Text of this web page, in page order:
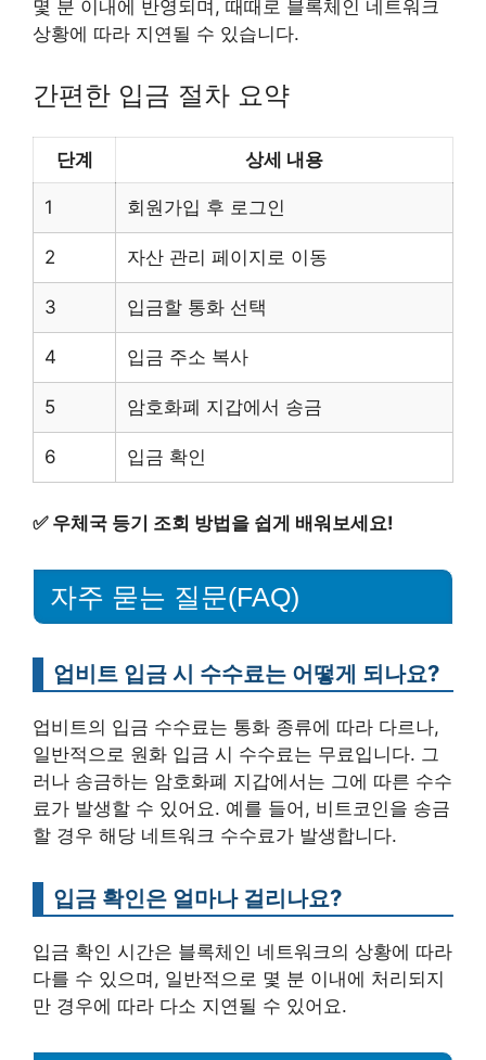
몇 분 이내에 반영되며, 때때로 블록체인 네트워크
상황에 따라 지연될 수 있습니다.
간편한 입금 절차 요약
단계 상세 내용
1 회원가입 후 로그인
2 자산 관리 페이지로 이동
3 입금할 통화 선택
4 입금 주소 복사
5 암호화폐 지갑에서 송금
6 입금 확인
✅ 우체국 등기 조회 방법을 쉽게 배워보세요!
자주 묻는 질문(FAQ)
업비트 입금 시 수수료는 어떻게 되나요?
업비트의 입금 수수료는 통화 종류에 따라 다르나,
일반적으로 원화 입금 시 수수료는 무료입니다. 그
러나 송금하는 암호화폐 지갑에서는 그에 따른 수수
료가 발생할 수 있어요. 예를 들어, 비트코인을 송금
할 경우 해당 네트워크 수수료가 발생합니다.
입금 확인은 얼마나 걸리나요?
입금 확인 시간은 블록체인 네트워크의 상황에 따라
다를 수 있으며, 일반적으로 몇 분 이내에 처리되지
만 경우에 따라 다소 지연될 수 있어요.